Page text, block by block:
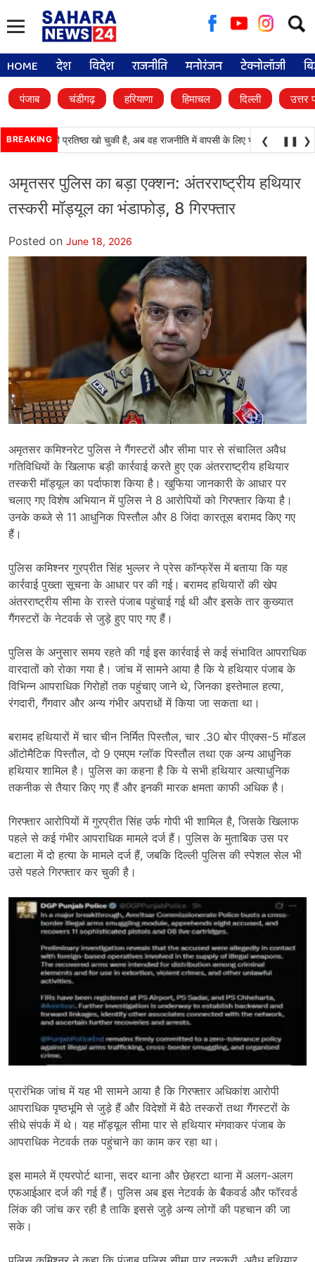
for:
HOME देश विदेश राजनीति मनोरंजन टेक्नोलॉजी
पंजाब चंडीगढ़ हरियाणा हिमाचल दिल्ली उत्तर
BREAKING
दल) अपनी प्रतिष्ठा खो चुकी है, अब वह राजनीति में वापसी के लिए भाजपा से समझौता
❮ ❚❚ ❯
अमृतसर पुलिस का बड़ा एक्शन: अंतरराष्ट्रीय हथियार
तस्करी मॉड्यूल का भंडाफोड़, 8 गिरफ्तार
Posted on June 18, 2026
अमृतसर कमिश्नरेट पुलिस ने गैंगस्टरों और सीमा पार से संचालित अवैध
गतिविधियों के खिलाफ बड़ी कार्रवाई करते हुए एक अंतरराष्ट्रीय हथियार
तस्करी मॉड्यूल का पर्दाफाश किया है। खुफिया जानकारी के आधार पर
चलाए गए विशेष अभियान में पुलिस ने 8 आरोपियों को गिरफ्तार किया है।
उनके कब्जे से 11 आधुनिक पिस्तौल और 8 जिंदा कारतूस बरामद किए गए
हैं।
पुलिस कमिश्नरगुरप्रीत सिंह भुल्लर ने प्रेस कॉन्फ्रेंस में बताया कि यह
कार्रवाई पुख्ता सूचना के आधार पर की गई। बरामद हथियारों की खेप
अंतरराष्ट्रीय सीमा के रास्ते पंजाब पहुंचाई गई थी और इसके तार कुख्यात
गैंगस्टरों के नेटवर्क से जुड़े हुए पाए गए हैं।
पुलिस के अनुसार समय रहते की गई इस कार्रवाई से कई संभावित आपराधिक
वारदातों को रोका गया है। जांच में सामने आया है कि ये हथियार पंजाब के
विभिन्न आपराधिक गिरोहों तक पहुंचाए जाने थे, जिनका इस्तेमाल हत्या,
रंगदारी, गैंगवार और अन्य गंभीर अपराधों में किया जा सकता था।
बरामद हथियारों में चार चीन निर्मित पिस्तौल, चार .30 बोर पीएक्स-5 मॉडल
ऑटोमैटिक पिस्तौल, दो 9 एमएम ग्लॉक पिस्तौल तथा एक अन्य आधुनिक
हथियार शामिल है। पुलिस का कहना है कि ये सभी हथियार अत्याधुनिक
तकनीक से तैयार किए गए हैं और इनकी मारक क्षमता काफी अधिक है।
गिरफ्तार आरोपियों में गुरप्रीत सिंह उर्फ गोपी भी शामिल है, जिसके खिलाफ
पहले से कई गंभीर आपराधिक मामले दर्ज हैं। पुलिस के मुताबिक उस पर
बटाला में दो हत्या के मामले दर्ज हैं, जबकि दिल्ली पुलिस की स्पेशल सेल भी
उसे पहले गिरफ्तार कर चुकी है।
प्रारंभिक जांच में यह भी सामने आया है कि गिरफ्तार अधिकांश आरोपी
आपराधिक पृष्ठभूमि से जुड़े हैं और विदेशों में बैठे तस्करों तथा गैंगस्टरों के
सीधे संपर्क में थे। यह मॉड्यूल सीमा पार से हथियार मंगवाकर पंजाब के
आपराधिक नेटवर्क तक पहुंचाने का काम कर रहा था।
इस मामले में एयरपोर्ट थाना, सदर थाना और छेहरटा थाना में अलग-अलग
एफआईआर दर्ज की गई हैं। पुलिस अब इस नेटवर्क के बैकवर्ड और फॉरवर्ड
लिंक की जांच कर रही है ताकि इससे जुड़े अन्य लोगों की पहचान की जा
सके।